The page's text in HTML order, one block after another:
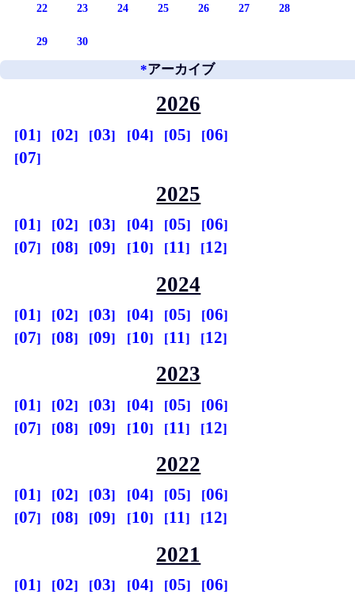
22 23 24 25 26 27 28
29 30
*アーカイブ
2026
01 02 03 04 05
06
07
2025
01 02 03 04 05
06
07
08 09 10 11 12
2024
01 02 03 04 05
06
07
08 09 10 11 12
2023
01 02 03 04 05
06
07
08 09 10 11 12
2022
01 02 03 04 05
06
07
08 09 10 11 12
2021
01 02 03 04 05
06